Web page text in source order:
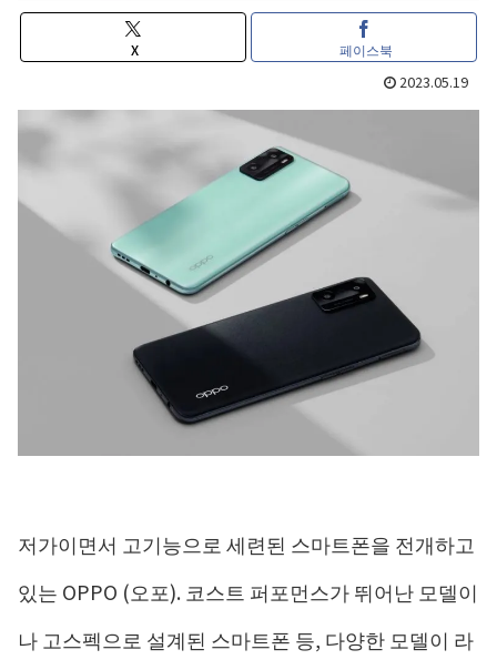
X 페이스북
2023.05.19
저가이면서 고기능으로 세련된 스마트폰을 전개하고
있는 OPPO (오포). 코스트 퍼포먼스가 뛰어난 모델이
나 고스펙으로 설계된 스마트폰 등, 다양한 모델이 라